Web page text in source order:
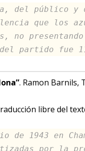
del público y
que los
no
partido fue
. Ramon Barnils,
libre del
de 1943 en
por la